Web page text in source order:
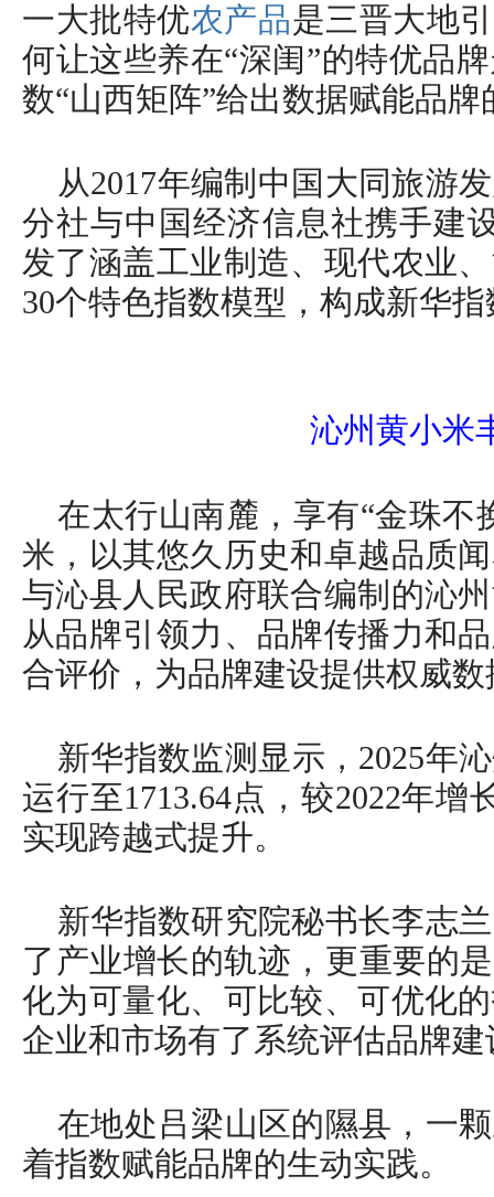
一大批特优农产品是三晋大地
何让这些养在“深闺”的特优品
数“山西矩阵”给出数据赋能品
从2017年编制中国大同旅游
分社与中国经济信息社携手建
发了涵盖工业制造、现代农业
30个特色指数模型，构成新华指
沁州黄小米
在太行山南麓，享有“金珠不
米，以其悠久历史和卓越品质
与沁县人民政府联合编制的沁
从品牌引领力、品牌传播力和
合评价，为品牌建设提供权威
新华指数监测显示，2025年
运行至1713.64点，较2022年
实现跨越式提升。
新华指数研究院秘书长李志
了产业增长的轨迹，更重要的
化为可量化、可比较、可优化
企业和市场有了系统评估品牌
在地处吕梁山区的隰县，一
着指数赋能品牌的生动实践。